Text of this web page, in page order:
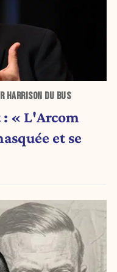
HARRISON DU BUS
« L'Arcom
et se